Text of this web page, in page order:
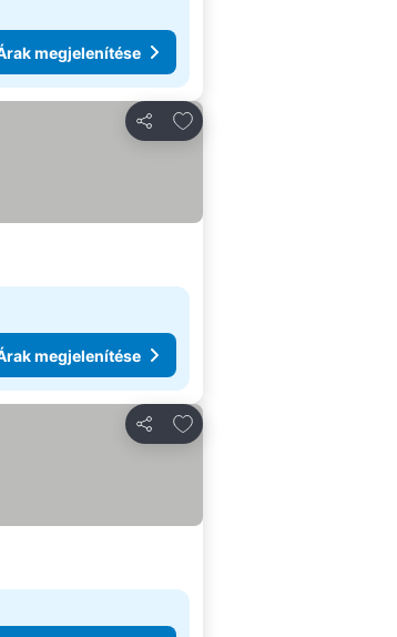
megjelenítése
Megosztás
Hozzáadás a kedvencekhez
megjelenítése
Megosztás
Hozzáadás a kedvencekhez